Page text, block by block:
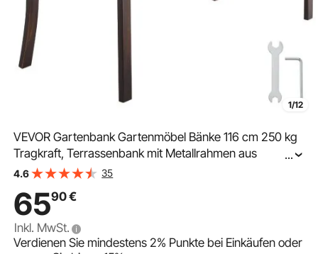
1/12
VEVOR Gartenbank Gartenmöbel Bänke 116 cm 250 kg
Tragkraft, Terrassenbank mit Metallrahmen aus
Karbonstahl, Balkonbank mit PVC-Netzmuster &
Schwarz
...
4.6 35
6590€
Inkl. MwSt.
Verdienen Sie mindestens2% Punkte bei Einkäufen oder